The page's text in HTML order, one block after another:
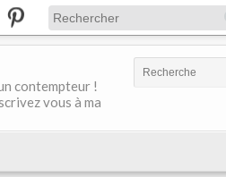
contempteur !
vous à ma